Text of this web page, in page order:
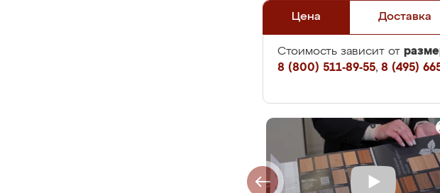
Цена Доставка
Стоимость зависит от
8 (800) 511-89-55, 8 (495)